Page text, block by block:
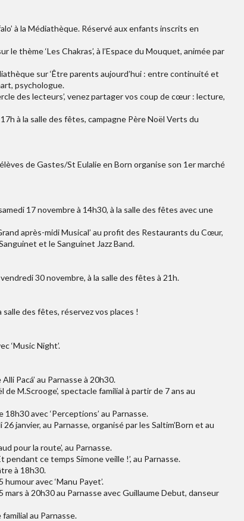
à la Médiathèque. Réservé aux enfants inscrits en
thème ‘Les Chakras’, à l’Espace du Mouquet, animée par
sur ‘Être parents aujourd’hui : entre continuité et
psychologue.
des lecteurs’, venez partager vos coup de cœur : lecture,
à la salle des fêtes, campagne Père Noël Verts du
de Gastes/St Eulalie en Born organise son 1er marché
17 novembre à 14h30, à la salle des fêtes avec une
après-midi Musical’ au profit des Restaurants du Cœur,
et le Sanguinet Jazz Band.
30 novembre, à la salle des fêtes à 21h.
salle des fêtes, réservez vos places !
‘Music Night’.
Pacá’ au Parnasse à 20h30.
de M.Scrooge’, spectacle familial à partir de 7 ans au
avec ‘Perceptions’ au Parnasse.
janvier, au Parnasse, organisé par les Saltim’Born et au
pour la route’, au Parnasse.
ce temps Simone veille !’, au Parnasse.
à 18h30.
avec ‘Manu Payet’.
mars à 20h30 au Parnasse avec Guillaume Debut, danseur
familial au Parnasse.